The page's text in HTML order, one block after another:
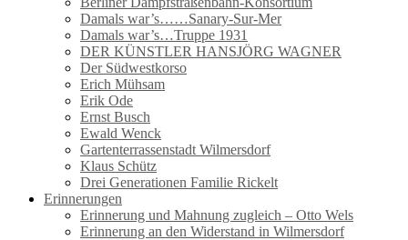
Damals war’s……Sanary-Sur-Mer
Damals war’s…Truppe 1931
DER KÜNSTLER HANSJÖRG WAGNER
Der Südwestkorso
Erich Mühsam
Erik Ode
Ernst Busch
Ewald Wenck
Gartenterrassenstadt Wilmersdorf
Klaus Schütz
Drei Generationen Familie Rickelt
Erinnerungen
Erinnerung und Mahnung zugleich – Otto Wels
Erinnerung an den Widerstand in Wilmersdorf